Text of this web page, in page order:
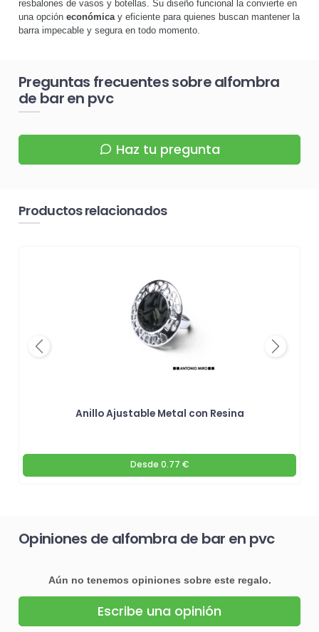
resbalones de vasos y botellas. Su diseño funcional la convierte en
una opción económica y eficiente para quienes buscan mantener la
barra impecable y segura en todo momento.
Preguntas frecuentes sobre alfombra
de bar en pvc
Haz tu pregunta
Productos relacionados
Anillo Ajustable Metal con Resina
Desde 0.77 €
Previous Next
Opiniones de alfombra de bar en pvc
Aún no tenemos opiniones sobre este regalo.
Escribe una opinión